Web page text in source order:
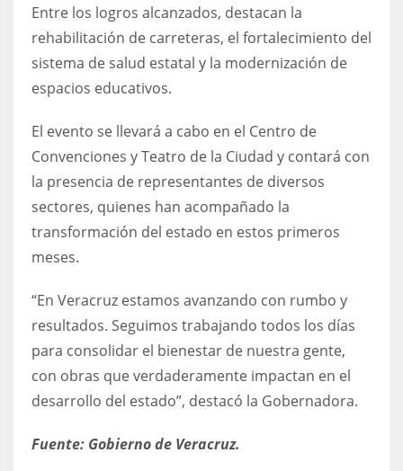
Entre los logros alcanzados, destacan la
rehabilitación de carreteras, el fortalecimiento del
sistema de salud estatal y la modernización de
espacios educativos.
El evento se llevará a cabo en el Centro de
Convenciones y Teatro de la Ciudad y contará con
la presencia de representantes de diversos
sectores, quienes han acompañado la
transformación del estado en estos primeros
meses.
“En Veracruz estamos avanzando con rumbo y
resultados. Seguimos trabajando todos los días
para consolidar el bienestar de nuestra gente,
con obras que verdaderamente impactan en el
desarrollo del estado”, destacó la Gobernadora.
Fuente: Gobierno de Veracruz.